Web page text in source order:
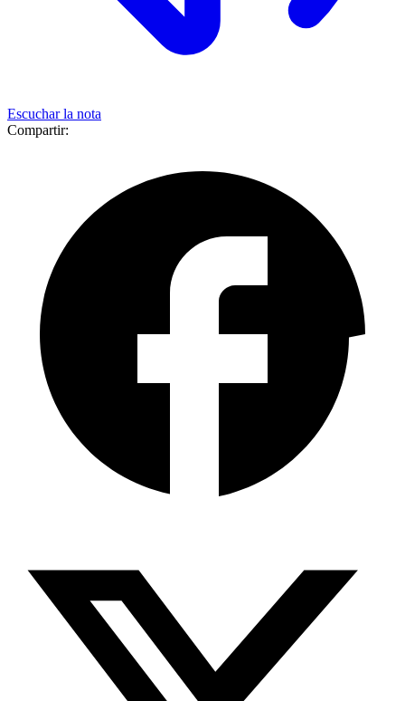
Escuchar la nota
Compartir: